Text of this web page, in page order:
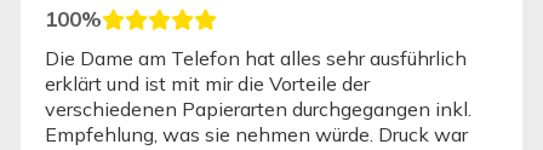
100%
Die Dame am Telefon hat alles sehr ausführlich
erklärt und ist mit mir die Vorteile der
verschiedenen Papierarten durchgegangen inkl.
Empfehlung, was sie nehmen würde. Druck war